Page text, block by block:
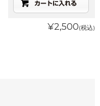
¥2,500(税込)